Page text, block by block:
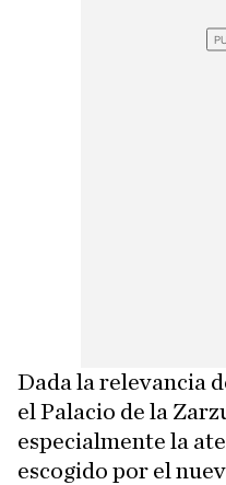
Dada la relevancia
el Palacio de la
especialmente la
escogido por el